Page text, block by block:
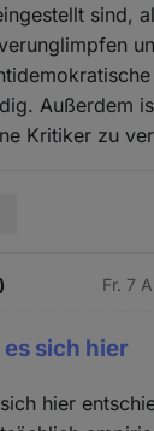
sind,
Außerdem
Kritiker zu
Fr. 7
sich hier
hier